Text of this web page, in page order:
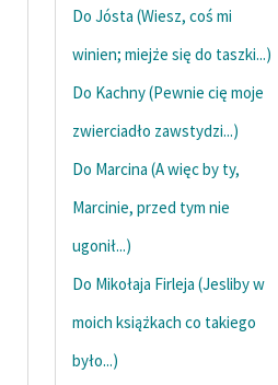
lektur szkolnych oraz
Odkurzamy bohaterów
Szkoła Poezji Wolnych
Kontakt
O projekcie
Do Jósta (Wiesz, coś mi
winien; miejże się do taszki...)
Do Kachny (Pewnie cię moje
zwierciadło zawstydzi...)
Do Marcina (A więc by ty,
Marcinie, przed tym nie
ugonił...)
Do Mikołaja Firleja (Jesliby w
moich książkach co takiego
było...)